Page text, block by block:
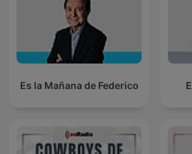
Es la Mañana de Federico